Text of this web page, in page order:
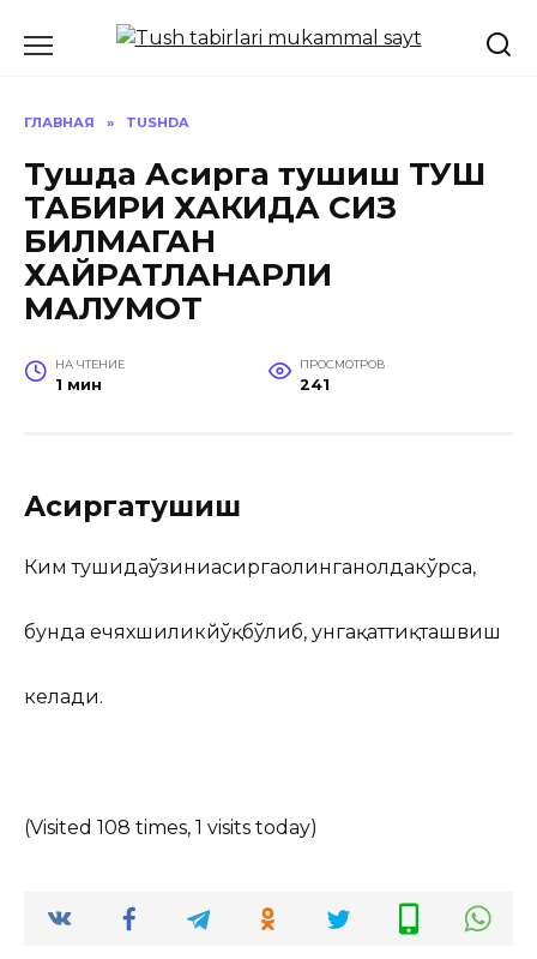
ГЛАВНАЯ » TUSHDA
Тушда Асирга тушиш ТУШ
ТАБИРИ ХАКИДА СИЗ
БИЛМАГАН
ХАЙРАТЛАНАРЛИ
МАЛУМОТ
НА ЧТЕНИЕ
1 мин
ПРОСМОТРОВ
241
Асиргатушиш
Ким тушидаўзиниасиргаолинганҳолдакўрса,
бунда ҳечяхшиликйўқбўлиб, унгақаттиқташвиш
келади.
(Visited 108 times, 1 visits today)